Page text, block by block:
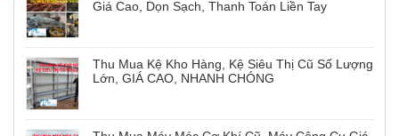
Giá Cao, Dọn Sạch, Thanh Toán Liền Tay
Thu Mua Kệ Kho Hàng, Kệ Siêu Thị Cũ Số Lượng
Lớn, GIÁ CAO, NHANH CHÓNG